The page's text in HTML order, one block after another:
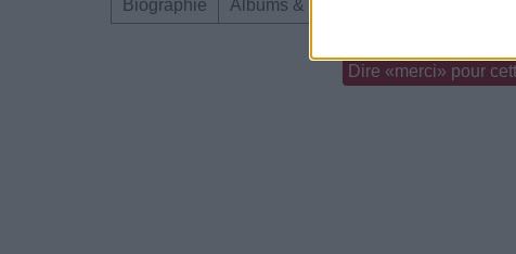
Biographie Albums & Chansons
Dire «merci» pour